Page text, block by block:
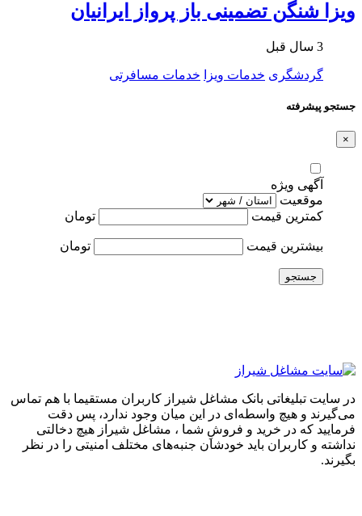
ویزا شنگن تضمینی باز پرواز ایرانیان
3 سال قبل
گردشگری خدمات ویزا خدمات مسافرتی
جستجو پیشرفته
×
آگهی ویژه
موقعیت
کمترین قیمت
تومان
بیشترین قیمت تومان
جستجو
در سایت تبلیغاتی بانک مشاغل شیراز کاربران مستقیما با هم تماس
می‌گیرند و هیچ واسطه‌ای در این میان وجود ندارد، پس دقت
فرمایید که در خرید و فروشِ شما ، مشاغل شیراز هیچ دخالتی
نداشته و کاربران باید خودشان جنبه‌های مختلف امنیتی را در نظر
بگیرند.